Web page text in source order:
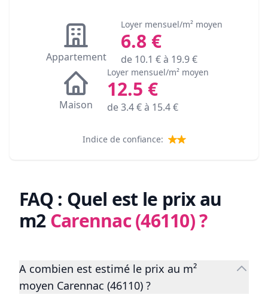
Appartement
Loyer mensuel/m² moyen
6.8 €
de 10.1 € à 19.9€
Maison
Loyer mensuel/m² moyen
12.5 €
de3.4€ à 15.4€
Indice de confiance:
FAQ : Quel est le prix au
m2Carennac (46110)?
A combien est estimé le prix au m²
moyen Carennac (46110) ?